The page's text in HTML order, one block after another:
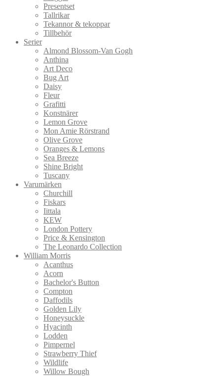
Presentset
Tallrikar
Tekannor & tekoppar
Tillbehör
Serier
Almond Blossom-Van Gogh
Anthina
Art Deco
Bug Art
Daisy
Fleur
Grafitti
Konstnärer
Lemon Grove
Mon Amie Rörstrand
Olive Grove
Oranges & Lemons
Sea Breeze
Shine Bright
Tuscany
Varumärken
Churchill
Fiskars
Iittala
KEW
London Pottery
Price & Kensington
The Leonardo Collection
William Morris
Acanthus
Acorn
Bachelor's Button
Compton
Daffodils
Golden Lily
Honeysuckle
Hyacinth
Lodden
Pimpernel
Strawberry Thief
Wildlife
Willow Bough